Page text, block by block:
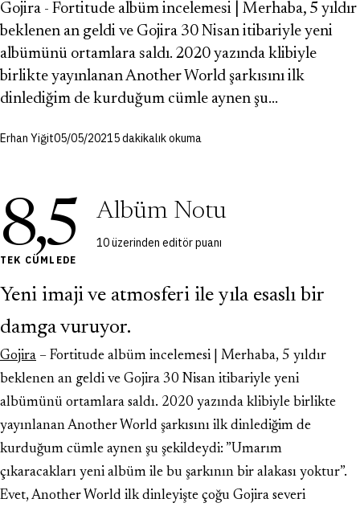
Gojira - Fortitude albüm incelemesi | Merhaba, 5 yıldır
beklenen an geldi ve Gojira 30 Nisan itibariyle yeni
albümünü ortamlara saldı. 2020 yazında klibiyle
birlikte yayınlanan Another World şarkısını ilk
dinlediğim de kurduğum cümle aynen şu…
Erhan Yiğit05/05/20215 dakikalık okuma
8,5 Albüm Notu
10 üzerinden editör puanı
TEK CÜMLEDE
Yeni imaji ve atmosferi ile yıla esaslı bir
damga vuruyor.
Gojira – Fortitude albüm incelemesi | Merhaba, 5 yıldır
beklenen an geldi ve Gojira 30 Nisan itibariyle yeni
albümünü ortamlara saldı. 2020 yazında klibiyle birlikte
yayınlanan Another World şarkısını ilk dinlediğim de
kurduğum cümle aynen şu şekildeydi: ”Umarım
çıkaracakları yeni albüm ile bu şarkının bir alakası yoktur”.
Evet, Another World ilk dinleyişte çoğu Gojira severi